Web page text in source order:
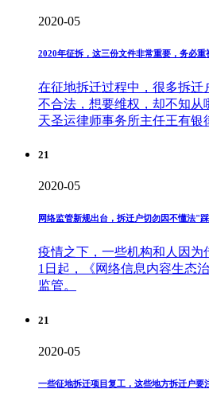
2020-05
2020年征拆，这三份文件非常重要，务必重
在征地拆迁过程中，很多拆迁
不合法，想要维权，却不知从
天圣运律师事务所主任王有银
21
2020-05
网络监管新规出台，拆迁户切勿因不懂法"
疫情之下，一些机构和人因为
1日起，《网络信息内容生态
监管。
21
2020-05
一些征地拆迁项目复工，这些地方拆迁户要